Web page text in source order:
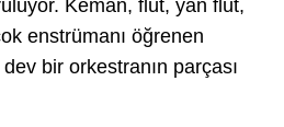
Keman, flüt, yan flüt,
enstrümanı öğrenen
bir orkestranın parçası